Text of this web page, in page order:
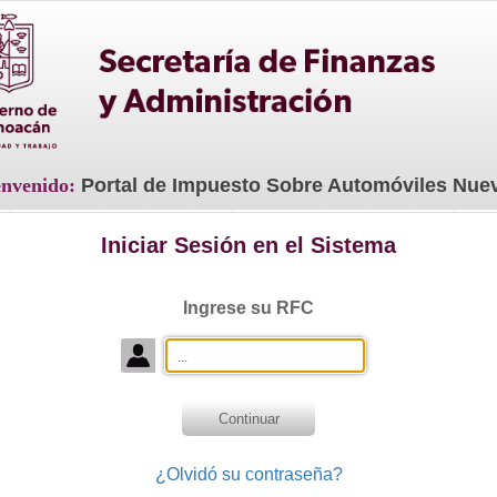
Portal de Impuesto Sobre Automóviles